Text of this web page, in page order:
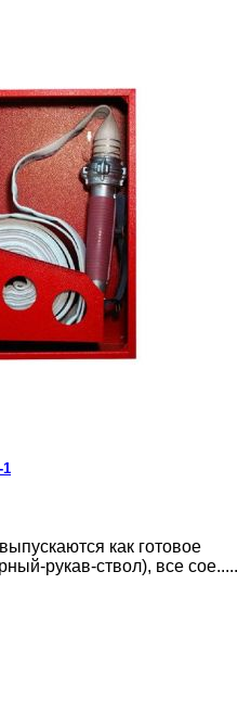
как готовое
рукав-ствол), все сое.....